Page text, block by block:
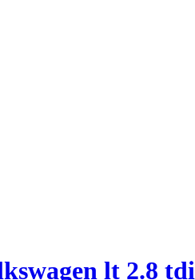
lt 2.8 tdi